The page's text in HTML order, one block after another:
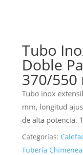
Tubo
Doble
370/
Tubo inox
mm, longitud
de alta potencia.
Categorías:
Tubería Chimenea